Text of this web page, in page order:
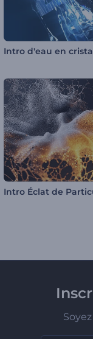
Intro d'eau en